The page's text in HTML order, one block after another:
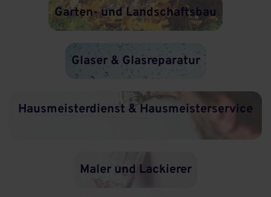
Garten- und Landschaftsbau
Glaser & Glasreparatur
Hausmeisterdienst & Hausmeisterservice
Maler und Lackierer